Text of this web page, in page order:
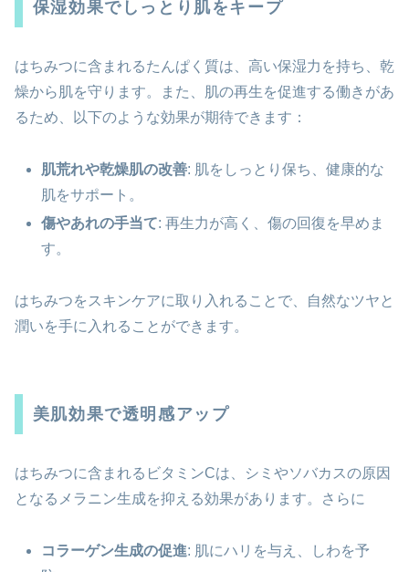
保湿効果でしっとり肌をキープ
はちみつに含まれるたんぱく質は、高い保湿力を持ち、乾
燥から肌を守ります。また、肌の再生を促進する働きがあ
るため、以下のような効果が期待できます：
肌荒れや乾燥肌の改善: 肌をしっとり保ち、健康的な
肌をサポート。
傷やあれの手当て: 再生力が高く、傷の回復を早めま
す。
はちみつをスキンケアに取り入れることで、自然なツヤと
潤いを手に入れることができます。
美肌効果で透明感アップ
はちみつに含まれるビタミンCは、シミやソバカスの原因
となるメラニン生成を抑える効果があります。さらに
コラーゲン生成の促進: 肌にハリを与え、しわを予